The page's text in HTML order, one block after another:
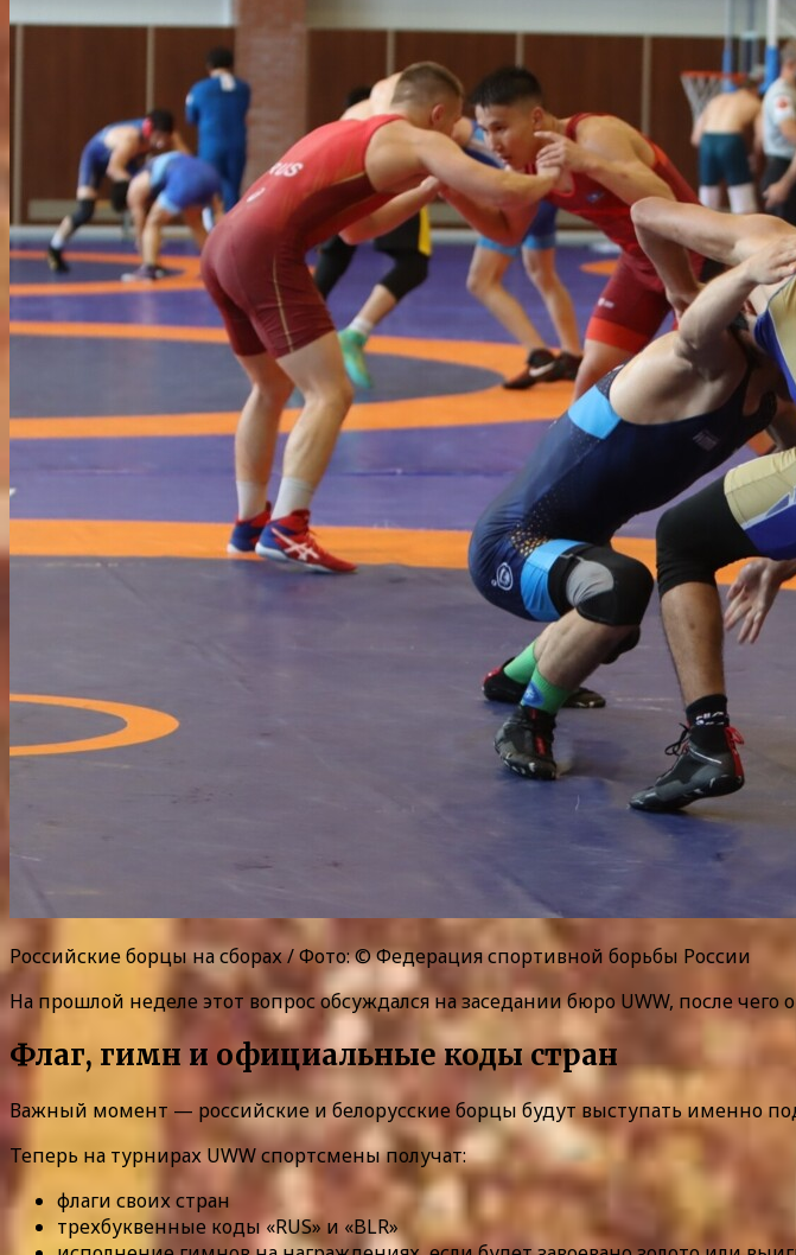
Российские борцы на сборах / Фото: © Федерация спортивной борьбы России
На прошлой неделе этот вопрос обсуждался на заседании бюро UWW, после
Флаг, гимн и официальные коды стран
Важный момент — российские и белорусские борцы будут выступать именно
Теперь на турнирах UWW спортсмены получат:
флаги своих стран
трехбуквенные коды «RUS» и «BLR»